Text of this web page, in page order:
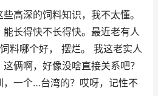
高深的饲料知识，我不太懂。
长得快不长得快。最近老有人
料哪个好， 摆烂。 我这老实人
俩啊，好像没啥直接关系吧？
，一个…台湾的？哎呀，记性不